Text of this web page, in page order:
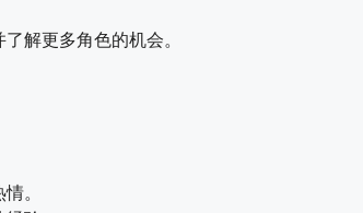
解更多角色的机会。
。